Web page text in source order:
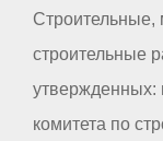
строительные
утвержденных:
комитета по